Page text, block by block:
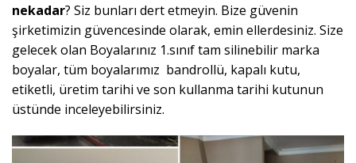
nekadar? Siz bunları dert etmeyin. Bize güvenin
şirketimizin güvencesinde olarak, emin ellerdesiniz. Size
gelecek olan Boyalarınız 1.sınıf tam silinebilir marka
boyalar, tüm boyalarımız bandrollü, kapalı kutu,
etiketli, üretim tarihi ve son kullanma tarihi kutunun
üstünde inceleyebilirsiniz.